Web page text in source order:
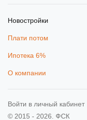
Новостройки
Плати потом
Ипотека 6%
О компании
© 2015 - 2026. ФСК
Войти в личный кабинет